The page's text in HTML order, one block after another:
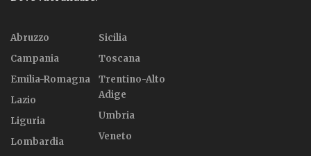
Abruzzo
Campania
Emilia-Romagna
Lazio
Liguria
Lombardia
Sicilia
Toscana
Trentino-Alto
Adige
Umbria
Veneto